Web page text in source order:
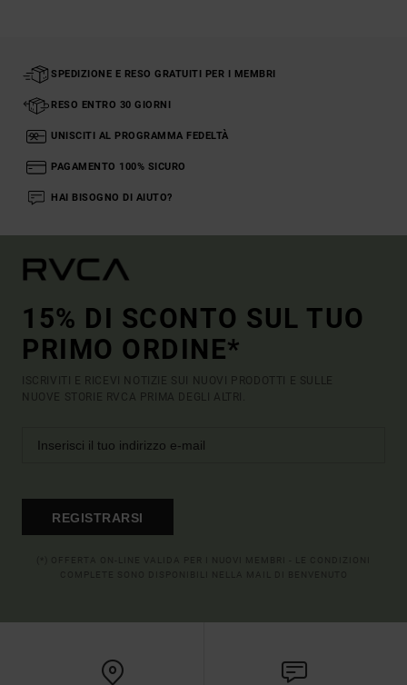
SPEDIZIONE E RESO GRATUITI PER I MEMBRI
RESO ENTRO 30 GIORNI
UNISCITI AL PROGRAMMA FEDELTÀ
PAGAMENTO 100% SICURO
HAI BISOGNO DI AIUTO?
15% DI SCONTO SUL TUO
PRIMO ORDINE*
ISCRIVITI E RICEVI NOTIZIE SUI NUOVI PRODOTTI E SULLE
NUOVE STORIE RVCA PRIMA DEGLI ALTRI.
REGISTRARSI